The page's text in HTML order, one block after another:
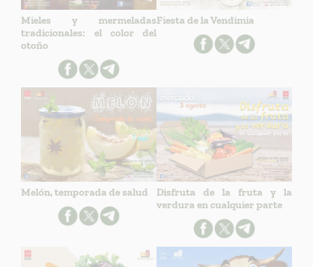
Mieles y mermeladas
tradicionales: el color del
otoño
Fiesta de la Vendimia
Melón, temporada de salud
Disfruta de la fruta y la
verdura en cualquier parte